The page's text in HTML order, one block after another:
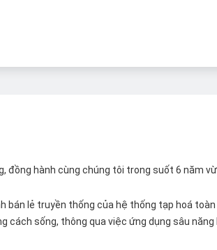
hành cùng chúng tôi trong suốt 6 năm
lẻ truyền thống của hệ thống tạp hoá
sống, thông qua việc ứng dụng sâu năng